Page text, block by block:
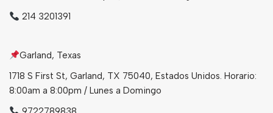
214 3201391
Garland, Texas
1718 S First St, Garland, TX 75040, Estados Unidos. Horario:
8:00am a 8:00pm / Lunes a Domingo